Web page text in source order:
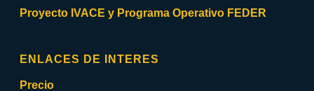
Proyecto IVACE y Programa Operativo FEDER
ENLACES DE INTERES
Precio